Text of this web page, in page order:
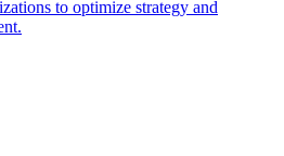
to optimize strategy and